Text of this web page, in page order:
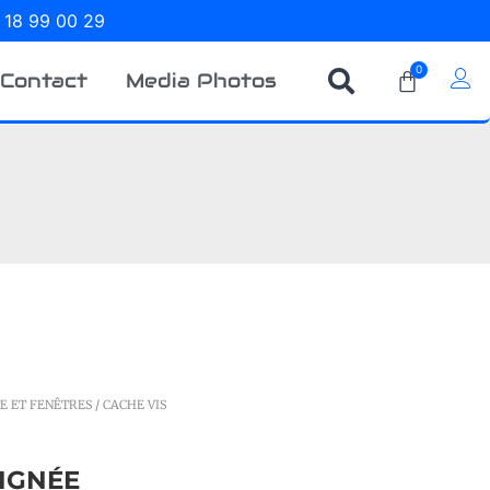
18 99 00 29
Contact Media Photos 0
ET FENÊTRES / CACHE VIS